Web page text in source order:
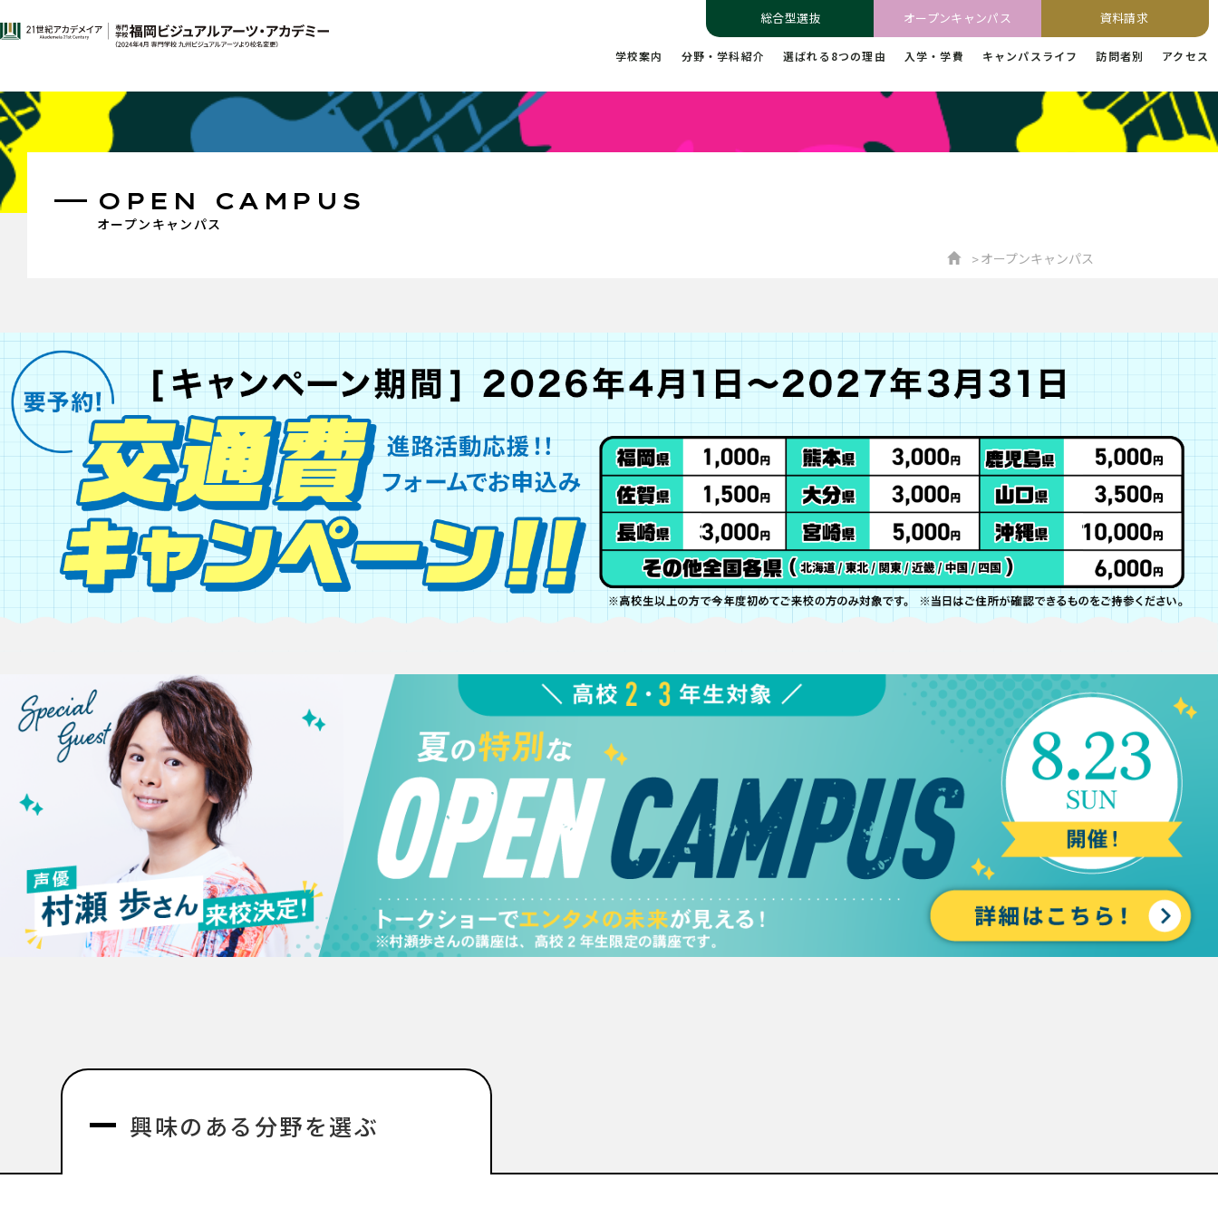
総合型選抜 オープンキャンパス 資料請求
学校案内 分野・学科紹介 選ばれる8つの理由 入学・学費 キャンパスライフ 訪問者別 アクセス
オープンキャンパス
OPEN CAMPUS
オープンキャンパス
興味のある分野を選ぶ